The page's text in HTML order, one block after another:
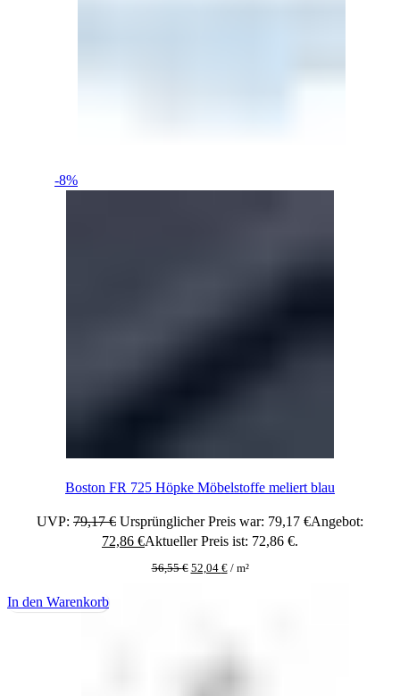
-8%
Boston FR 725 Höpke Möbelstoffe meliert blau
UVP: 79,17€ Ursprünglicher Preis war: 79,17 €Angebot:
72,86 €Aktueller Preis ist: 72,86 €.
56,55€ 52,04 €/ m²
In den Warenkorb